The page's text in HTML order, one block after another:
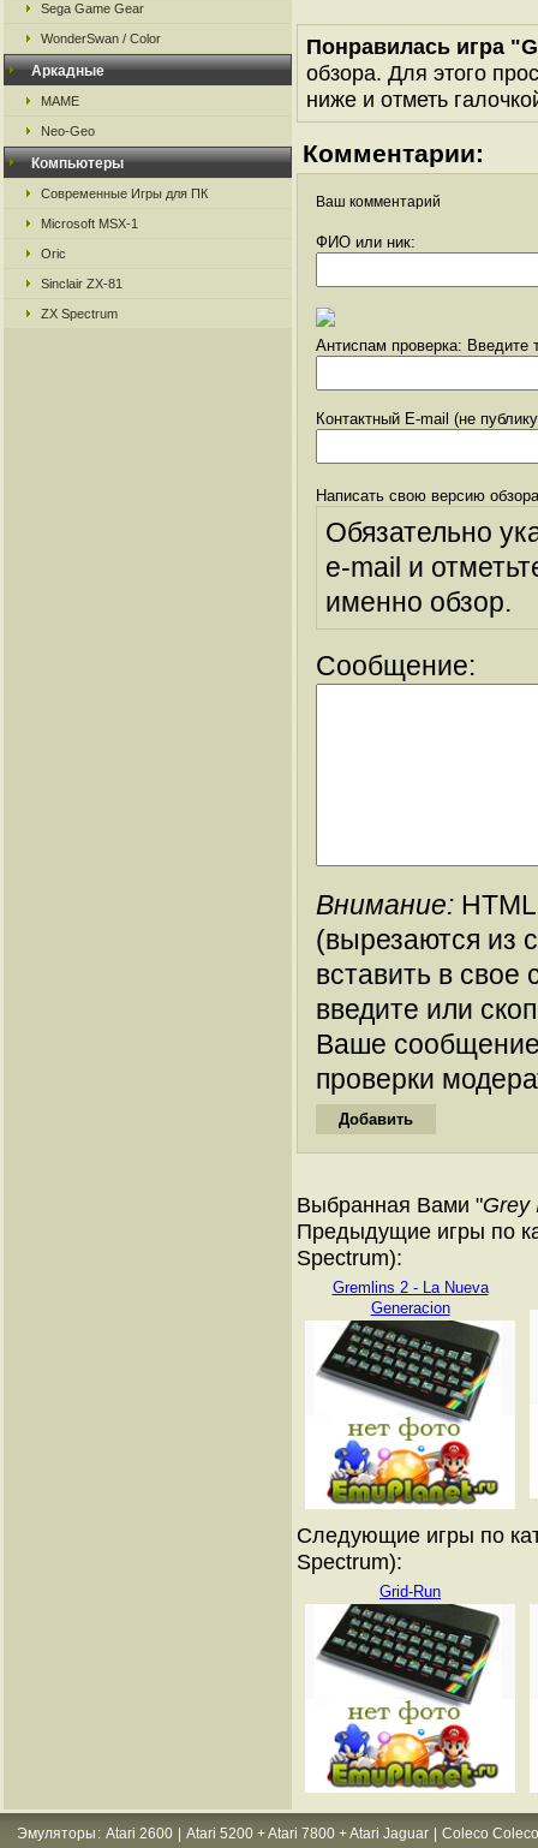
Sega Game Gear
WonderSwan / Color
Аркадные
MAME
Neo-Geo
Компьютеры
Современные Игры для ПК
Microsoft MSX-1
Oric
Sinclair ZX-81
ZX Spectrum
Понравилась игра
обзора. Для этого
ниже и отметь
Комментарии:
Ваш комментарий
ФИО или ник:
Антиспам проверка: Введите
Контактный E-mail (не
Написать свою версию
Обязательно
e-mail и
именно обзор.
Сообщение:
Внимание:
(вырезаются из
вставить в
введите или
Ваше
проверки
Выбранная Вами "Grey
Предыдущие игры по
Spectrum):
Gremlins 2 - La Nueva
Generacion
Следующие игры по
Spectrum):
Grid-Run
Эмуляторы : Atari 2600 Atari 5200 + Atari 7800 + Atari Jaguar
Coleco